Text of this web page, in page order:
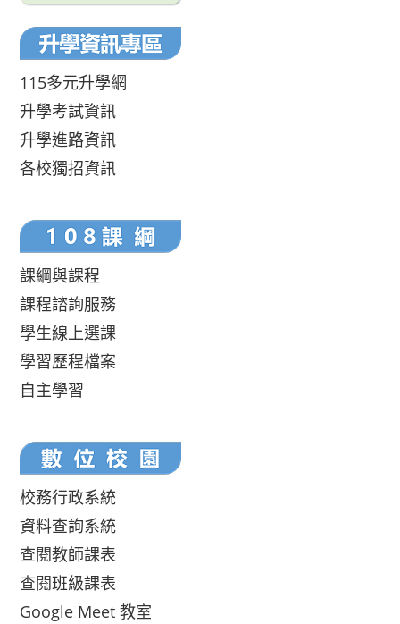
115多元升學網
升學考試資訊
升學進路資訊
各校獨招資訊
課綱與課程
課程諮詢服務
學生線上選課
學習歷程檔案
自主學習
校務行政系統
資料查詢系統
查閱教師課表
查閱班級課表
Google Meet 教室